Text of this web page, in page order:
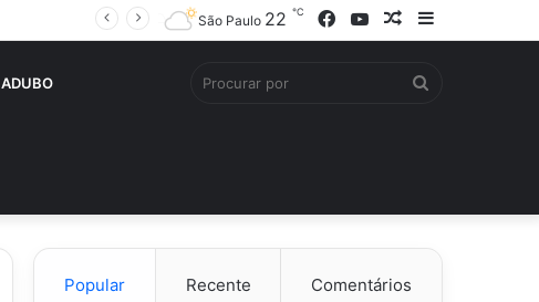
Barra
Artigo
YouTube
Facebook
São Paulo 22 ℃
ADUBO
Popular Recente Comentários